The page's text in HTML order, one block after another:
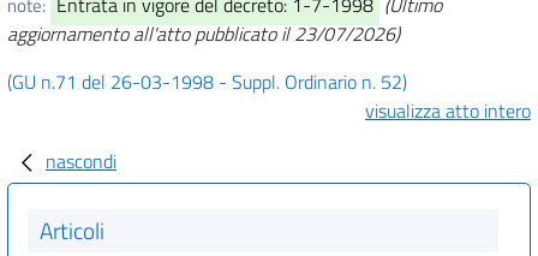
aggiornamento all'atto pubblicato il 23/07/2026)
(GU n.71 del 26-03-1998 - Suppl. Ordinario n. 52)
visualizza atto intero
nascondi
Articoli